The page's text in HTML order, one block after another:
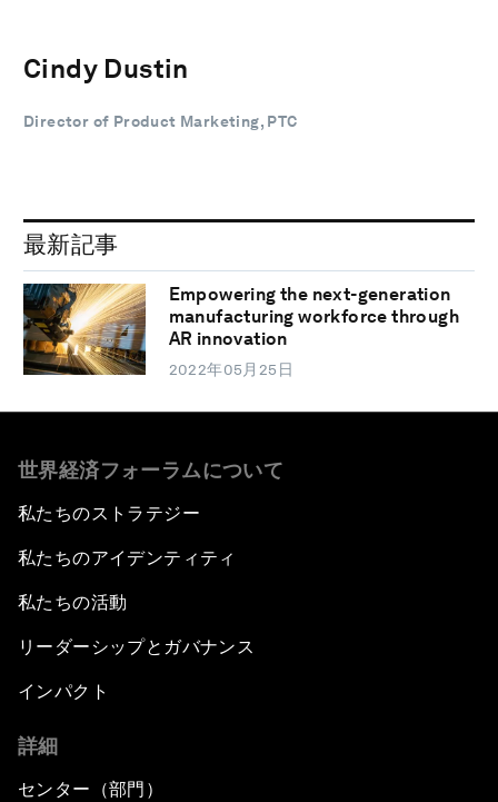
Cindy Dustin
Director of Product Marketing, PTC
最新記事
Empowering the next-generation
manufacturing workforce through
AR innovation
2022年05月25日
世界経済フォーラムについて
私たちのストラテジー
私たちのアイデンティティ
私たちの活動
リーダーシップとガバナンス
インパクト
詳細
センター（部門）